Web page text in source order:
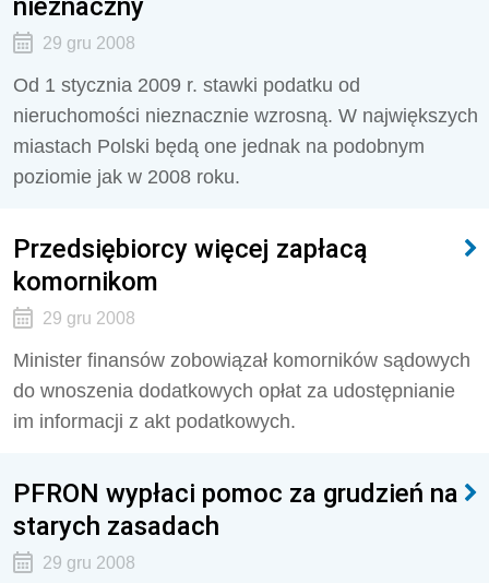
29 gru 2008
Od 1 stycznia 2009 r. stawki podatku od
nieruchomości nieznacznie wzrosną. W największych
miastach Polski będą one jednak na podobnym
poziomie jak w 2008 roku.
Przedsiębiorcy więcej zapłacą
komornikom
29 gru 2008
Minister finansów zobowiązał komorników sądowych
do wnoszenia dodatkowych opłat za udostępnianie
im informacji z akt podatkowych.
PFRON wypłaci pomoc za grudzień na
starych zasadach
29 gru 2008